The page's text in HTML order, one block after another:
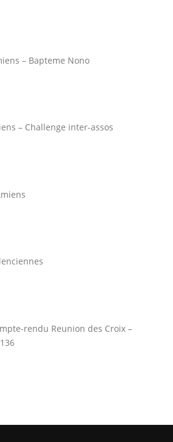
– Bapteme Nono
– Challenge inter-assos
rendu Reunion des Croix –